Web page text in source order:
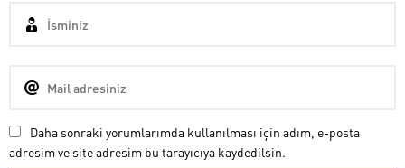
Daha sonraki yorumlarımda kullanılması için adım, e-posta
adresim ve site adresim bu tarayıcıya kaydedilsin.